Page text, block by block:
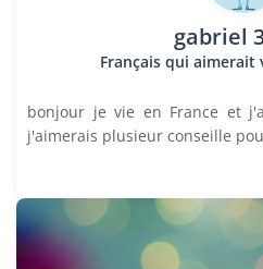
gabriel
Français qui aimerait
bonjour je vie en France et
j'aimerais plusieur conseille